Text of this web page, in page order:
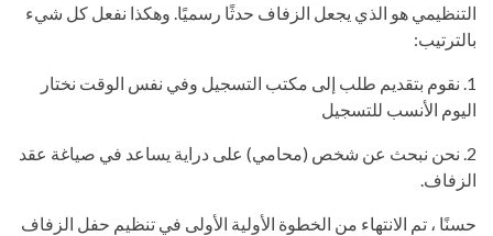
التنظيمي هو الذي يجعل الزفاف حدثًا رسميًا. وهكذا نفعل كل شيء
بالترتيب:
1. نقوم بتقديم طلب إلى مكتب التسجيل وفي نفس الوقت نختار
اليوم الأنسب للتسجيل
2. نحن نبحث عن شخص (محامي) على دراية يساعد في صياغة عقد
الزفاف.
حسنًا ، تم الانتهاء من الخطوة الأولية الأولى في تنظيم حفل الزفاف